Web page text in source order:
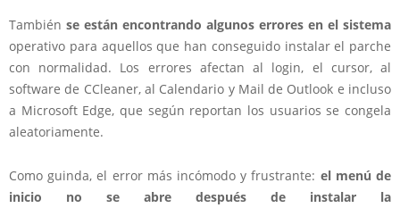
También se están encontrando algunos errores en el sistema
operativo para aquellos que han conseguido instalar el parche
con normalidad. Los errores afectan al login, el cursor, al
software de CCleaner, al Calendario y Mail de Outlook e incluso
a Microsoft Edge, que según reportan los usuarios se congela
aleatoriamente.
Como guinda, el error más incómodo y frustrante: el menú de
inicio no se abre después de instalar la